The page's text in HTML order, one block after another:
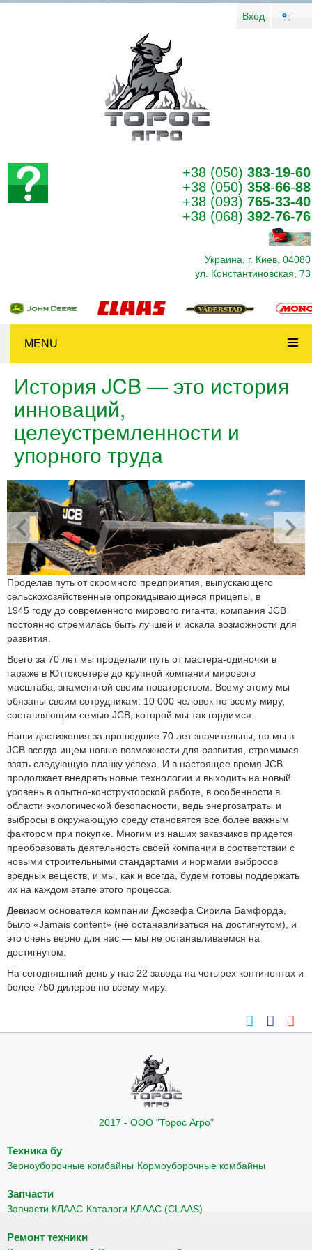
Вход
+38 (050) 383-19-60
+38 (050) 358-66-88
+38 (093) 765-33-40
+38 (068) 392-76-76
Украина, г. Киев, 04080
ул. Константиновская, 73
MENU
История JCB — это история
инноваций,
целеустремленности и
упорного труда
Проделав путь от скромного предприятия, выпускающего
сельскохозяйственные опрокидывающиеся прицепы, в
1945 году до современного мирового гиганта, компания JCB
постоянно стремилась быть лучшей и искала возможности для
развития.
Всего за 70 лет мы проделали путь от мастера-одиночки в
гараже в Юттоксетере до крупной компании мирового
масштаба, знаменитой своим новаторством. Всему этому мы
обязаны своим сотрудникам: 10 000 человек по всему миру,
составляющим семью JCB, которой мы так гордимся.
Наши достижения за прошедшие 70 лет значительны, но мы в
JCB всегда ищем новые возможности для развития, стремимся
взять следующую планку успеха. И в настоящее время JCB
продолжает внедрять новые технологии и выходить на новый
уровень в опытно-конструкторской работе, в особенности в
области экологической безопасности, ведь энергозатраты и
выбросы в окружающую среду становятся все более важным
фактором при покупке. Многим из наших заказчиков придется
преобразовать деятельность своей компании в соответствии с
новыми строительными стандартами и нормами выбросов
вредных веществ, и мы, как и всегда, будем готовы поддержать
их на каждом этапе этого процесса.
Девизом основателя компании Джозефа Сирила Бамфорда,
было «Jamais content» (не останавливаться на достигнутом), и
это очень верно для нас — мы не останавливаемся на
достигнутом.
На сегодняшний день у нас 22 завода на четырех континентах и
более 750 дилеров по всему миру.
2017 - ООО "Торос Агро"
Техника бу
Зерноуборочные комбайны Кормоуборочные комбайны
Запчасти
Запчасти КЛААС Каталоги КЛААС (CLAAS)
Ремонт техники